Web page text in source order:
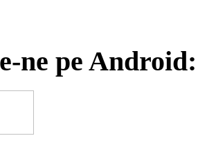
ne pe Android: